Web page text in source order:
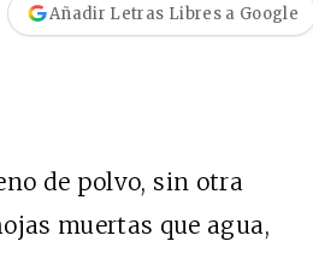
Añadir Letras Libres a Google
de polvo, sin otra
muertas que agua,